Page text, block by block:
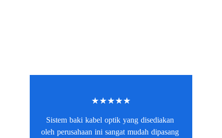
Sistem baki kabel optik yang disediakan
oleh perusahaan ini sangat mudah dipasang
★★★★★